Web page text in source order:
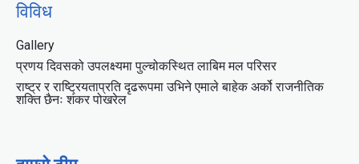
विविध
Gallery
प्रणय दिवसको उपलक्ष्यमा पुल्चोकस्थित लाबिम मल परिसर
राष्ट्र र राष्ट्रियताप्रति दृढरूपमा उभिने एमाले बाहेक अर्को राजनीतिक
शक्ति छैनः शंकर पोखरेल